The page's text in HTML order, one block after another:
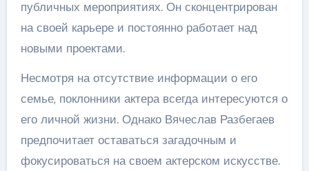
публичных мероприятиях. Он сконцентрирован
на своей карьере и постоянно работает над
новыми проектами.
Несмотря на отсутствие информации о его
семье, поклонники актера всегда интересуются о
его личной жизни. Однако Вячеслав Разбегаев
предпочитает оставаться загадочным и
фокусироваться на своем актерском искусстве.